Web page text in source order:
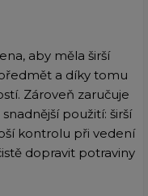
aby měla širší
a díky tomu
Zároveň zaručuje
použití: širší
kontrolu při vedení
dopravit potraviny